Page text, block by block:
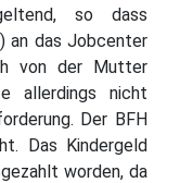
so dass
an das Jobcenter
von der Mutter
allerdings nicht
Der BFH
Das Kindergeld
worden, da